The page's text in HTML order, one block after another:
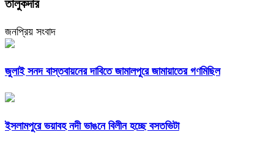
তালুকদার
জনপ্রিয় সংবাদ
জুলাই সনদ বাস্তবায়নের দাবিতে জামালপুরে জামায়াতের গণমিছিল
ইসলামপুরে ভয়াবহ নদী ভাঙনে বিলীন হচ্ছে বসতভিটা